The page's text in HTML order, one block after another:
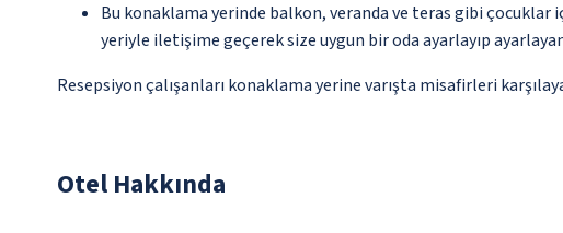
Bu konaklama yerinde balkon, veranda ve teras gibi çocuklar
yeriyle iletişime geçerek size uygun bir oda ayarlayıp
Resepsiyon çalışanları konaklama yerine varışta misafirleri
Otel Hakkında